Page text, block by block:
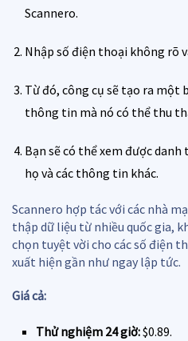
Scannero.
Nhập số điện thoại không rõ
Từ đó, công cụ sẽ tạo ra một
thông tin mà nó có thể thu
Bạn sẽ có thể xem được
họ và các thông tin khác.
Scannero hợp tác với các nhà
thập dữ liệu từ nhiều quốc gia,
chọn tuyệt vời cho các số điện
xuất hiện gần như ngay lập tức.
Giá cả:
Thử nghiệm 24 giờ:$0.89.